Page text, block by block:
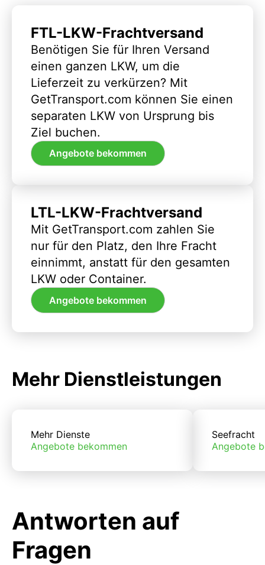
FTL-LKW-Frachtversand
Benötigen Sie für Ihren Versand
einen ganzen LKW, um die
Lieferzeit zu verkürzen? Mit
GetTransport.com können Sie einen
separaten LKW von Ursprung bis
Ziel buchen.
Angebote bekommen
LTL-LKW-Frachtversand
Mit GetTransport.com zahlen Sie
nur für den Platz, den Ihre Fracht
einnimmt, anstatt für den gesamten
LKW oder Container.
Angebote bekommen
Mehr Dienstleistungen
Mehr Dienste
Angebote bekommen
Seefracht
Angebote
Antworten auf
Fragen